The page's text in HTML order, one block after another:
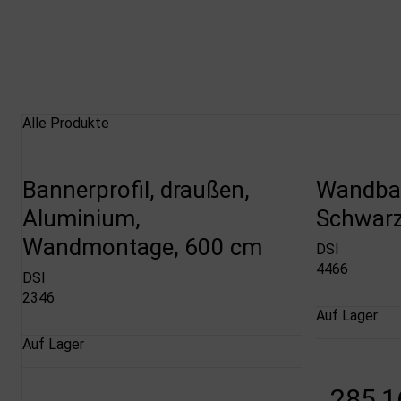
Alle Produkte
Bannerprofil, draußen,
Aluminium,
Wandmontage, 600 cm
DSI
2346
Auf Lager
DSI
4466
Auf Lager